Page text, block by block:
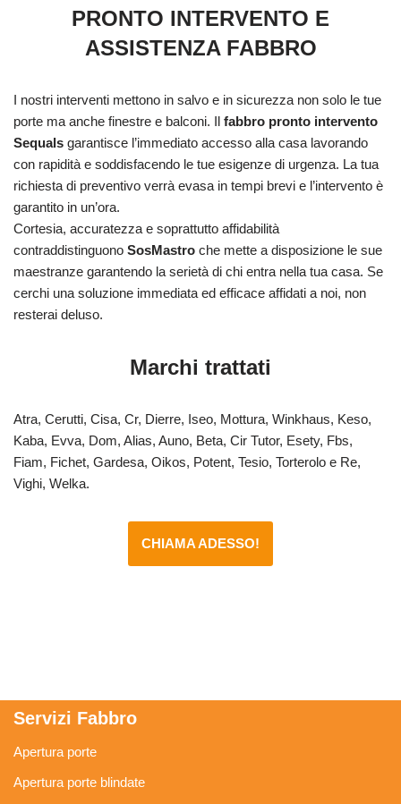
PRONTO INTERVENTO E
ASSISTENZA FABBRO
I nostri interventi mettono in salvo e in sicurezza non solo le tue
porte ma anche finestre e balconi. Il fabbro pronto intervento
Sequals garantisce l’immediato accesso alla casa lavorando
con rapidità e soddisfacendo le tue esigenze di urgenza. La tua
richiesta di preventivo verrà evasa in tempi brevi e l’intervento è
garantito in un’ora.
Cortesia, accuratezza e soprattutto affidabilità
contraddistinguono SosMastro che mette a disposizione le sue
maestranze garantendo la serietà di chi entra nella tua casa. Se
cerchi una soluzione immediata ed efficace affidati a noi, non
resterai deluso.
Marchi trattati
Atra, Cerutti, Cisa, Cr, Dierre, Iseo, Mottura, Winkhaus, Keso,
Kaba, Evva, Dom, Alias, Auno, Beta, Cir Tutor, Esety, Fbs,
Fiam, Fichet, Gardesa, Oikos, Potent, Tesio, Torterolo e Re,
Vighi, Welka.
CHIAMA ADESSO!
Servizi Fabbro
Apertura porte
Apertura porte blindate